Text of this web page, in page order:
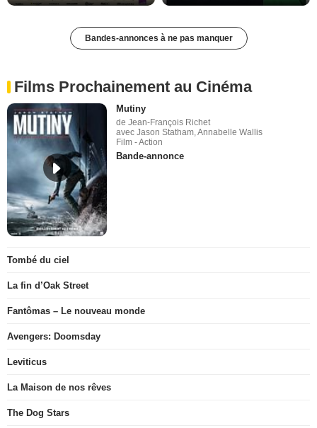
Bandes-annonces à ne pas manquer
Films Prochainement au Cinéma
Mutiny
de Jean-François Richet
avec Jason Statham, Annabelle Wallis
Film - Action
Bande-annonce
Tombé du ciel
La fin d’Oak Street
Fantômas – Le nouveau monde
Avengers: Doomsday
Leviticus
La Maison de nos rêves
The Dog Stars